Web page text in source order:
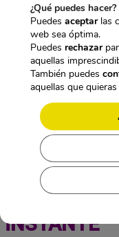
GAFAS DE
CON
RTSP:
ACTÚA,
INSTANTE
¿Qué puedes hacer?
Puedes aceptarlas
web sea óptima.
Puedes rechazar
aquellas
También puedes
aquellas que